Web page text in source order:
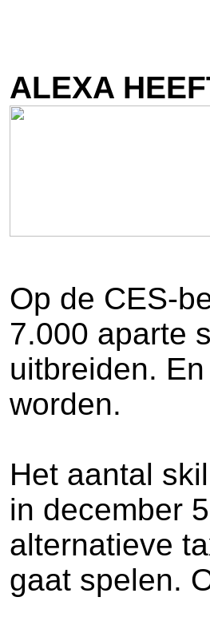
ALEXA
Op de CES-
7.000 aparte
uitbreiden.
worden.
Het aantal
in december
alternatieve
gaat spelen.